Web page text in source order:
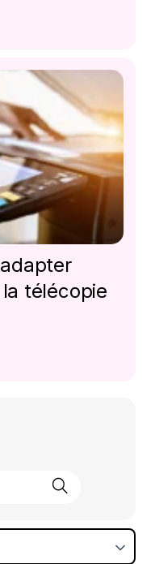
télécopie